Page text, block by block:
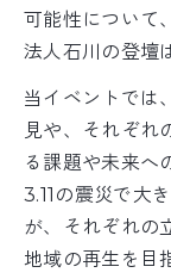
可能性について
法人石川の登壇
当イベントでは
見や、それぞれ
る課題や未来へ
3.11の震災で大
が、それぞれの
地域の再生を目